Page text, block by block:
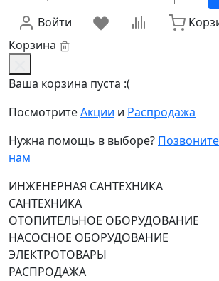
Войти
Корзина
Ваша корзина пуста :(
ПосмотритеАкции и Распродажа
Нужна помощь в выборе? Позвоните
нам
ИНЖЕНЕРНАЯ САНТЕХНИКА
САНТЕХНИКА
ОТОПИТЕЛЬНОЕ ОБОРУДОВАНИЕ
НАСОСНОЕ ОБОРУДОВАНИЕ
ЭЛЕКТРОТОВАРЫ
РАСПРОДАЖА